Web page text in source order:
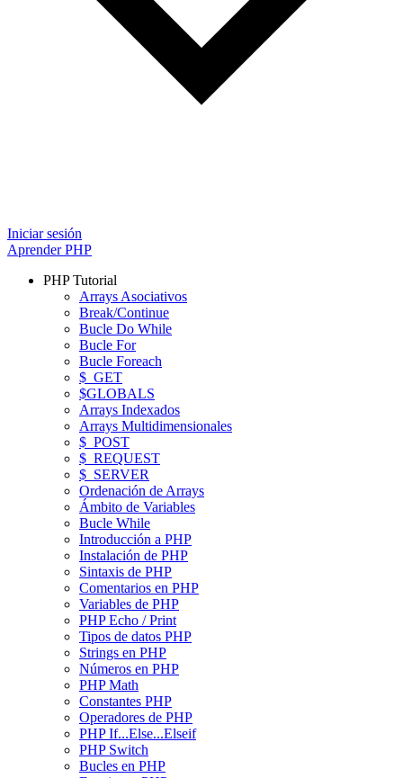
Iniciar sesión
Aprender PHP
PHP Tutorial
Arrays Asociativos
Break/Continue
Bucle Do While
Bucle For
Bucle Foreach
$_GET
$GLOBALS
Arrays Indexados
Arrays Multidimensionales
$_POST
$_REQUEST
$_SERVER
Ordenación de Arrays
Ámbito de Variables
Bucle While
Introducción a PHP
Instalación de PHP
Sintaxis de PHP
Comentarios en PHP
Variables de PHP
PHP Echo / Print
Tipos de datos PHP
Strings en PHP
Números en PHP
PHP Math
Constantes PHP
Operadores de PHP
PHP If...Else...Elseif
PHP Switch
Bucles en PHP